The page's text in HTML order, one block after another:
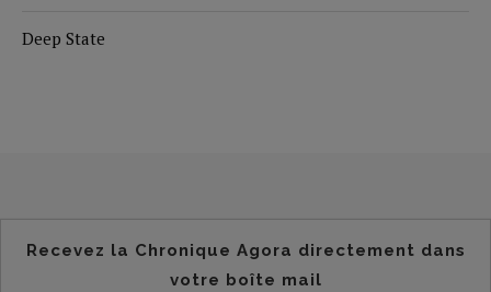
Deep State
Recevez la Chronique Agora directement dans
votre boîte mail